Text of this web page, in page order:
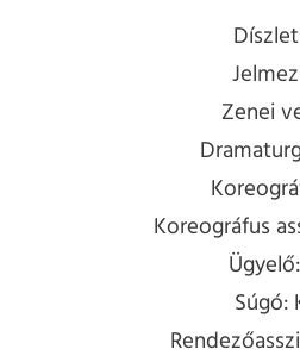
Zenei
Koreográfus
Súgó: